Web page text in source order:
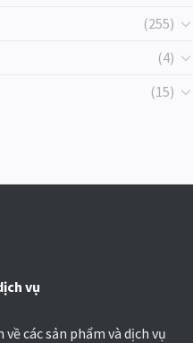
(255)
(4)
(15)
vụ
các sản phẩm và dịch vụ